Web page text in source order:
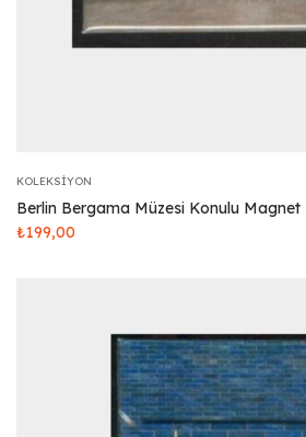
KOLEKSIYON
Berlin Bergama Müzesi Konulu Magnet
₺199,00